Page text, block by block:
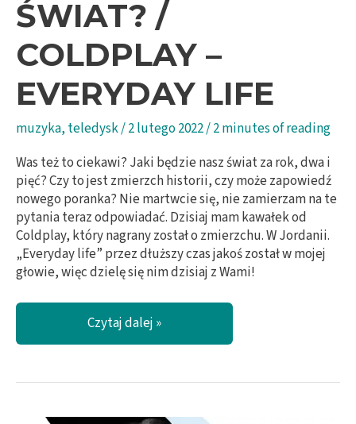
ŚWIAT? /
COLDPLAY –
EVERYDAY LIFE
muzyka, teledysk/2 lutego 2022/2 minutes of reading
Was też to ciekawi? Jaki będzie nasz świat za rok, dwa i
pięć? Czy to jest zmierzch historii, czy może zapowiedź
nowego poranka? Nie martwcie się, nie zamierzam na te
pytania teraz odpowiadać. Dzisiaj mam kawałek od
Coldplay, który nagrany został o zmierzchu. W Jordanii.
„Everyday life” przez dłuższy czas jakoś został w mojej
głowie, więc dzielę się nim dzisiaj z Wami!
Jaki
będzie
świat?
COLDPLAY
Czytaj dalej »